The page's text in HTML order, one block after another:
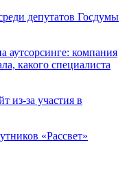
депутатов Госдумы
аутсорсинге: компания
какого специалиста
из-за участия в
«Рассвет»